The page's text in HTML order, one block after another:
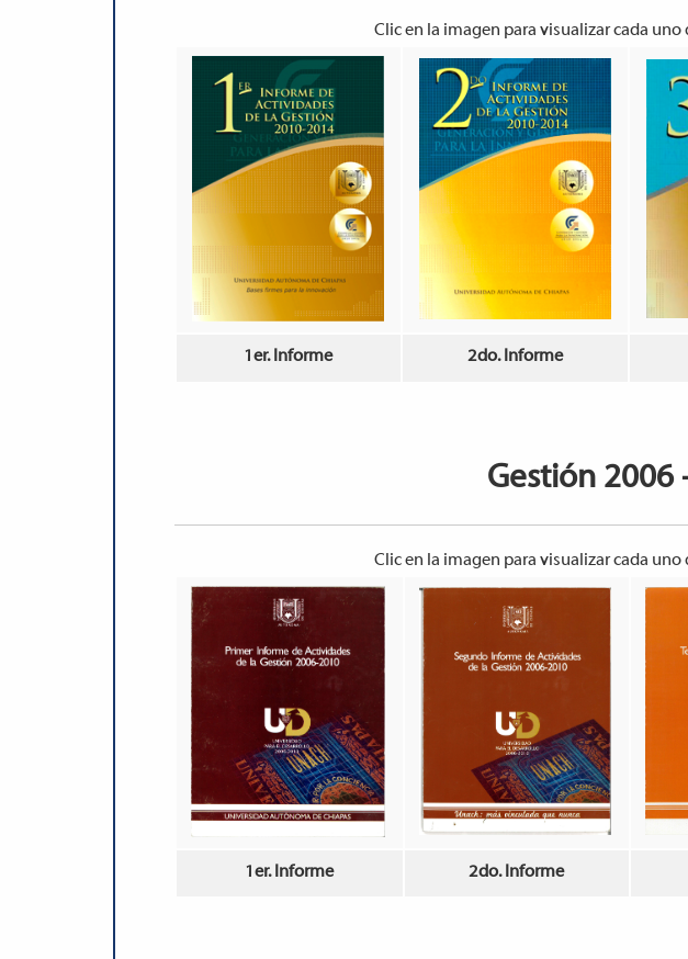
Clic en la imagen para visualizar cada
1er. Informe 2do. Informe
Gestión 2006
Clic en la imagen para visualizar cada
1er. Informe 2do. Informe